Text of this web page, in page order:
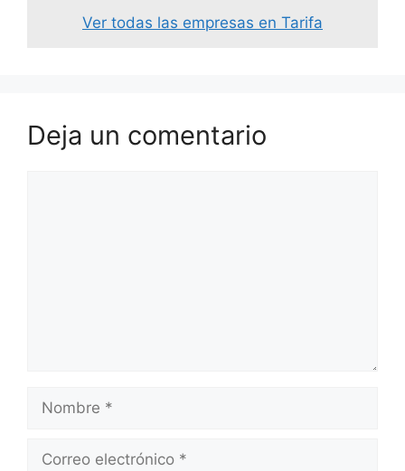
Ver todas las empresas en Tarifa
Deja un comentario
Nombre
Correo